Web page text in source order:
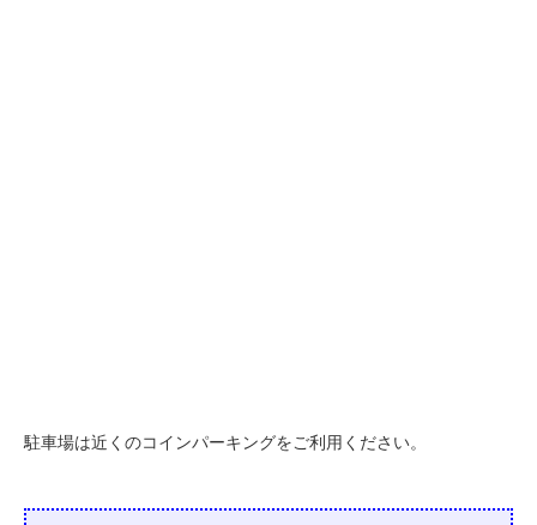
駐車場は近くのコインパーキングをご利用ください。